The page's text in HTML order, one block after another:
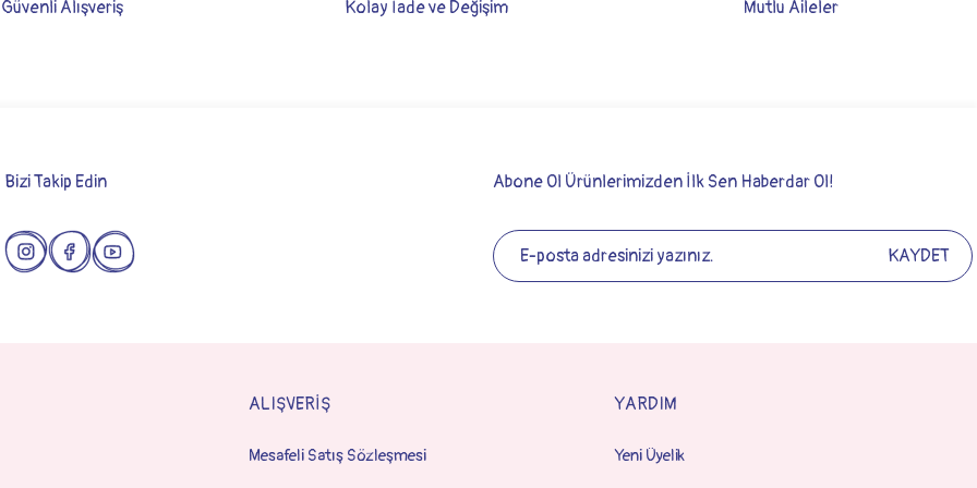
Güvenli Alışveriş Kolay İade ve Değişim Mutlu Aileler
Bizi Takip Edin Abone Ol Ürünlerimizden İlk Sen Haberdar Ol!
KAYDET
ALIŞVERİŞ
Mesafeli Satış Sözleşmesi
YARDIM
Yeni Üyelik